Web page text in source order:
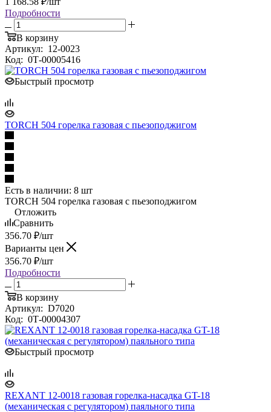
Подробности
В корзину
Артикул: 12-0023
Код: 0Т-00005416
Быстрый просмотр
TORCH 504 горелка газовая с пьезоподжигом
Есть в наличии: 8 шт
TORCH 504 горелка газовая с пьезоподжигом
Отложить
Сравнить
356.70 ₽/шт
Варианты цен
356.70 ₽/шт
Подробности
В корзину
Артикул: D7020
Код: 0Т-00004307
Быстрый просмотр
REXANT 12-0018 газовая горелка-насадка GT-18
(механическая с регулятором) паяльного типа